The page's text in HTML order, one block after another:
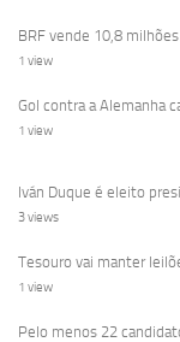
BRF vende 10,8
1 view
Gol contra a Alemanha
1 view
Iván Duque é eleito
3 views
Tesouro vai manter
1 view
Pelo menos 22